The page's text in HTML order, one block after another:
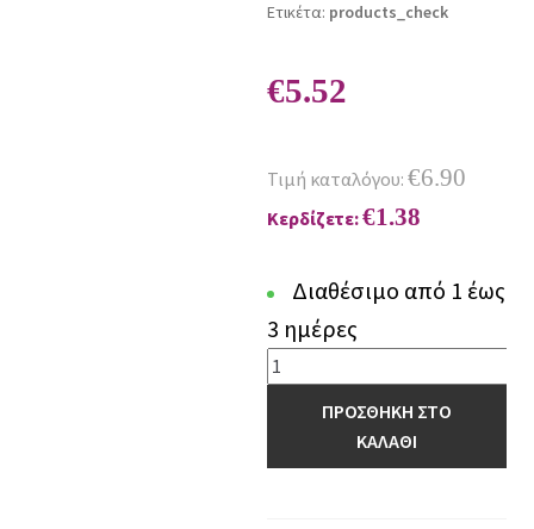
Ετικέτα: products_check
€5.52
Τιμή καταλόγου: €6.90
Κερδίζετε:€1.38
Διαθέσιμο από 1 έως
3 ημέρες
Πετσέτα
Προσώπου
TowelsΠΡΟΣΘΗΚΗ ΣΤΟ
ΚΑΛΑΘΙ